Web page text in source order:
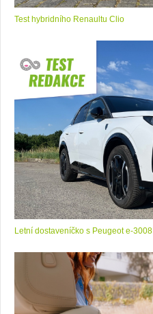
Test hybridního Renaultu Clio
Letní dostaveníčko s Peugeot e-3008